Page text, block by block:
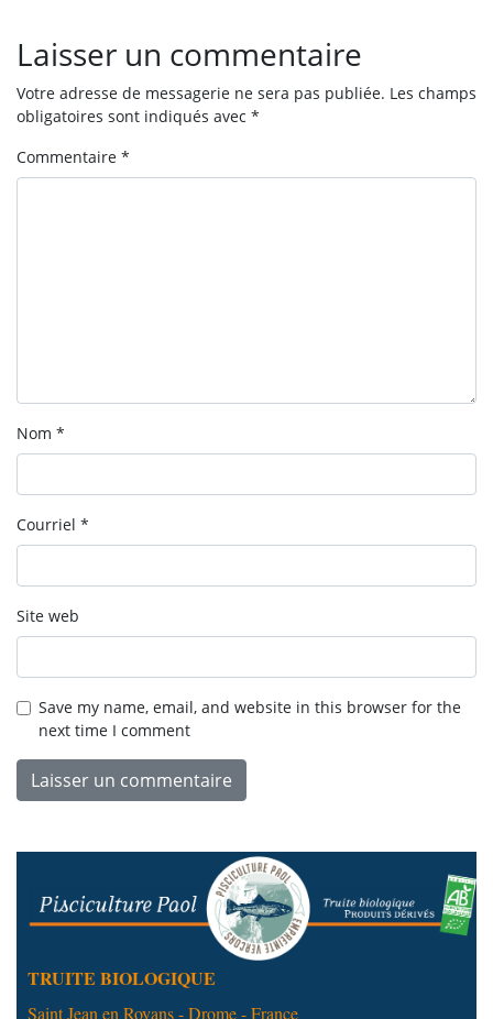
Laisser un commentaire
Votre adresse de messagerie ne sera pas publiée. Les champs
obligatoires sont indiqués avec *
Commentaire *
Nom *
Courriel *
Site web
Save my name, email, and website in this browser for the
next time I comment
TRUITE BIOLOGIQUE
Saint Jean en Royans - Drome - France